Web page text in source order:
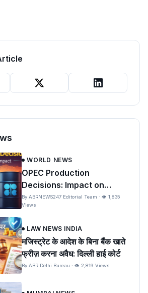
WORLD NEWS
OPEC Production
Decisions: Impact on
Global Oil Prices and India
By ABRNEWS247 Editorial Team · 👁 1,835
Views
LAW NEWS INDIA
मजिस्ट्रेट के आदेश के बिना बैंक खाते
फ्रीज़ करना अवैध: दिल्ली हाई कोर्ट
By ABR Delhi Bureau · 👁 2,819 Views